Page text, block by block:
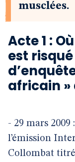
musclées.
Acte 1 :
est
africain »
- 29 mars
l’émission
Collombat titré